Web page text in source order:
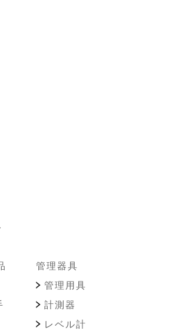
管理器具
管理用具
計測器
レベル計